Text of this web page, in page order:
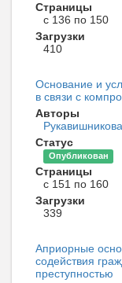
Страницы
с 136 по 150
Загрузки
410
Основание и
в связи с
Авторы
Статус
Опубликован
Страницы
с 151 по 160
Загрузки
339
Априорные
содействия
преступностью